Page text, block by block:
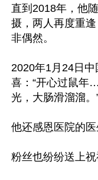
直到2018年，他
摄，两人再度重
非偶然。
2020年1月24日
喜：“开心过鼠年
光，大肠滑溜溜。
他还感恩医院的
粉丝也纷纷送上